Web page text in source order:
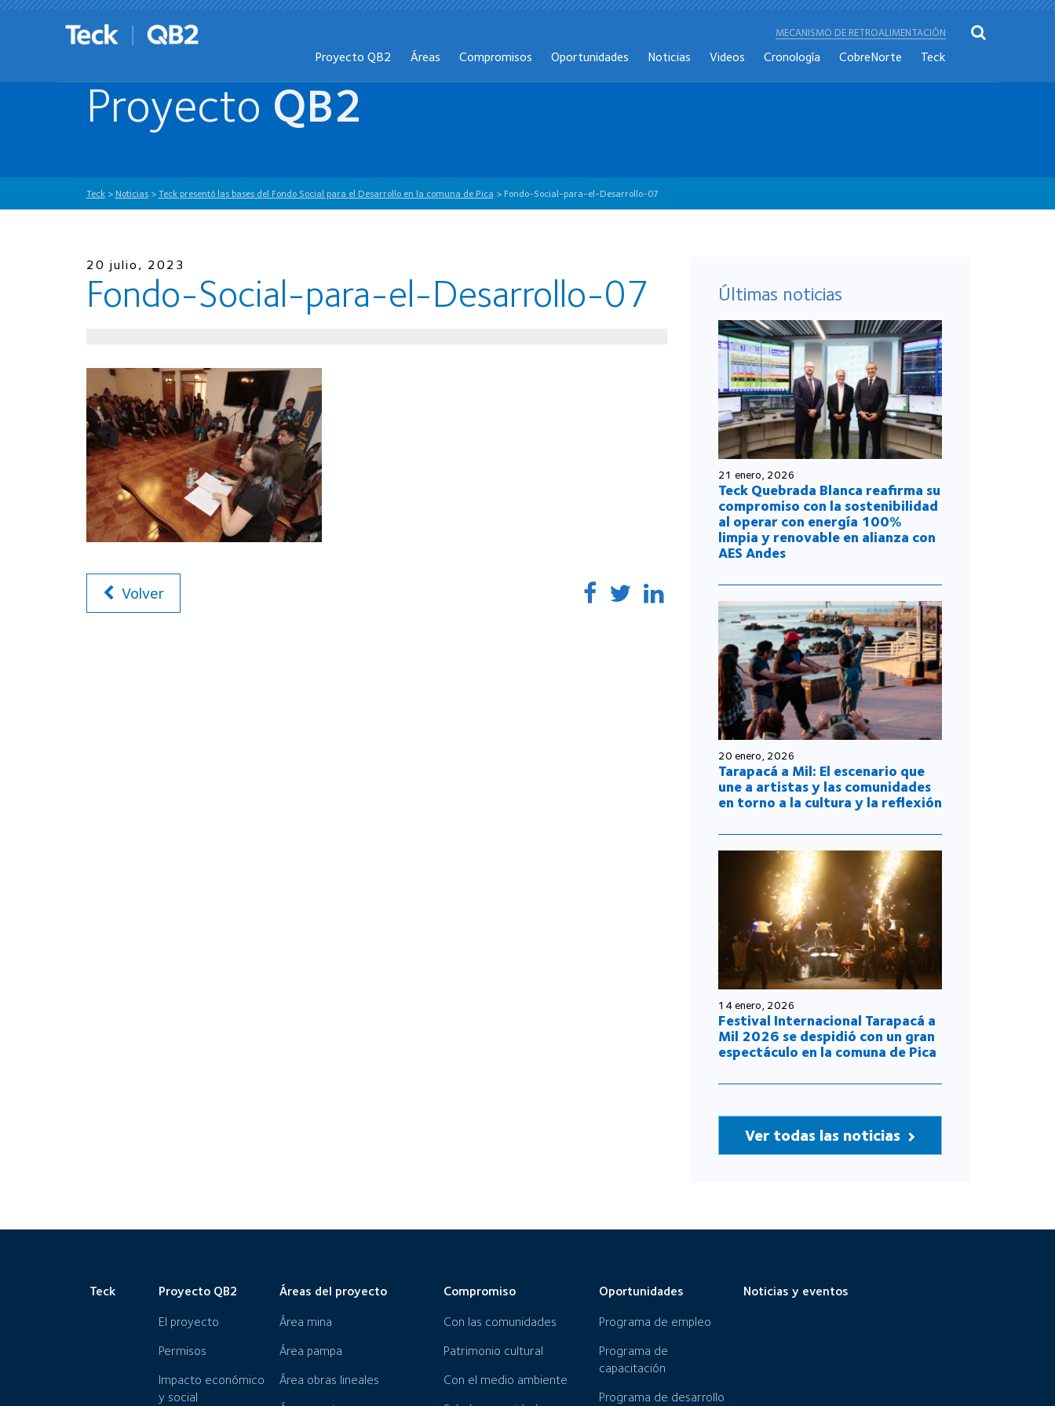
MECANISMO DE RETROALIMENTACIÓN
Proyecto QB2 Áreas Compromisos Oportunidades Noticias Videos Cronología CobreNorte Teck
Proyecto QB2
Teck> Noticias> Teck presentó las bases del Fondo Social para el Desarrollo en la comuna de Pica > Fondo-Social-para-el-Desarrollo-07
20 julio, 2023
Fondo-Social-para-el-Desarrollo-07
Volver
Últimas noticias
21 enero, 2026
Teck Quebrada Blanca reafirma su
compromiso con la sostenibilidad
al operar con energía 100%
limpia y renovable en alianza con
AES Andes
20 enero, 2026
Tarapacá a Mil: El escenario que
une a artistas y las comunidades
en torno a la cultura y la reflexión
14 enero, 2026
Festival Internacional Tarapacá a
Mil 2026 se despidió con un gran
espectáculo en la comuna de Pica
Ver todas las noticias
Teck Proyecto QB2
El proyecto
Permisos
Impacto económico
y social
Áreas del proyecto
Área mina
Área pampa
Área obras lineales
Compromiso
Con las comunidades
Patrimonio cultural
Con el medio ambiente
Oportunidades
Programa de empleo
Programa de
capacitación
Programa de desarrollo
Noticias y eventos